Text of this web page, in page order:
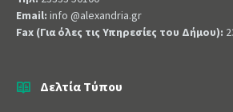
Email: info @alexandria.gr
Fax (Για όλες τις Υπηρεσίες του Δήμου):
Δελτία Τύπου